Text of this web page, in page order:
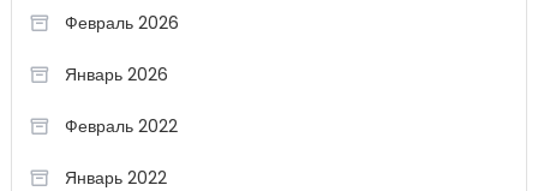
Февраль 2026
Январь 2026
Февраль 2022
Январь 2022